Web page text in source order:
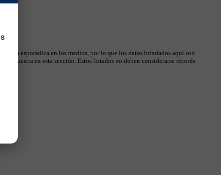
esporádica en los medios, por lo que los datos brindados aquí son
muestra en esta sección. Estos listados no deben considerarse récords